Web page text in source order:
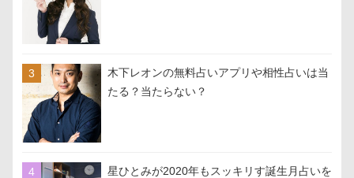
木下レオンの無料占いアプリや相性占いは当
たる？当たらない？
星ひとみが2020年もスッキリす誕生月占いを